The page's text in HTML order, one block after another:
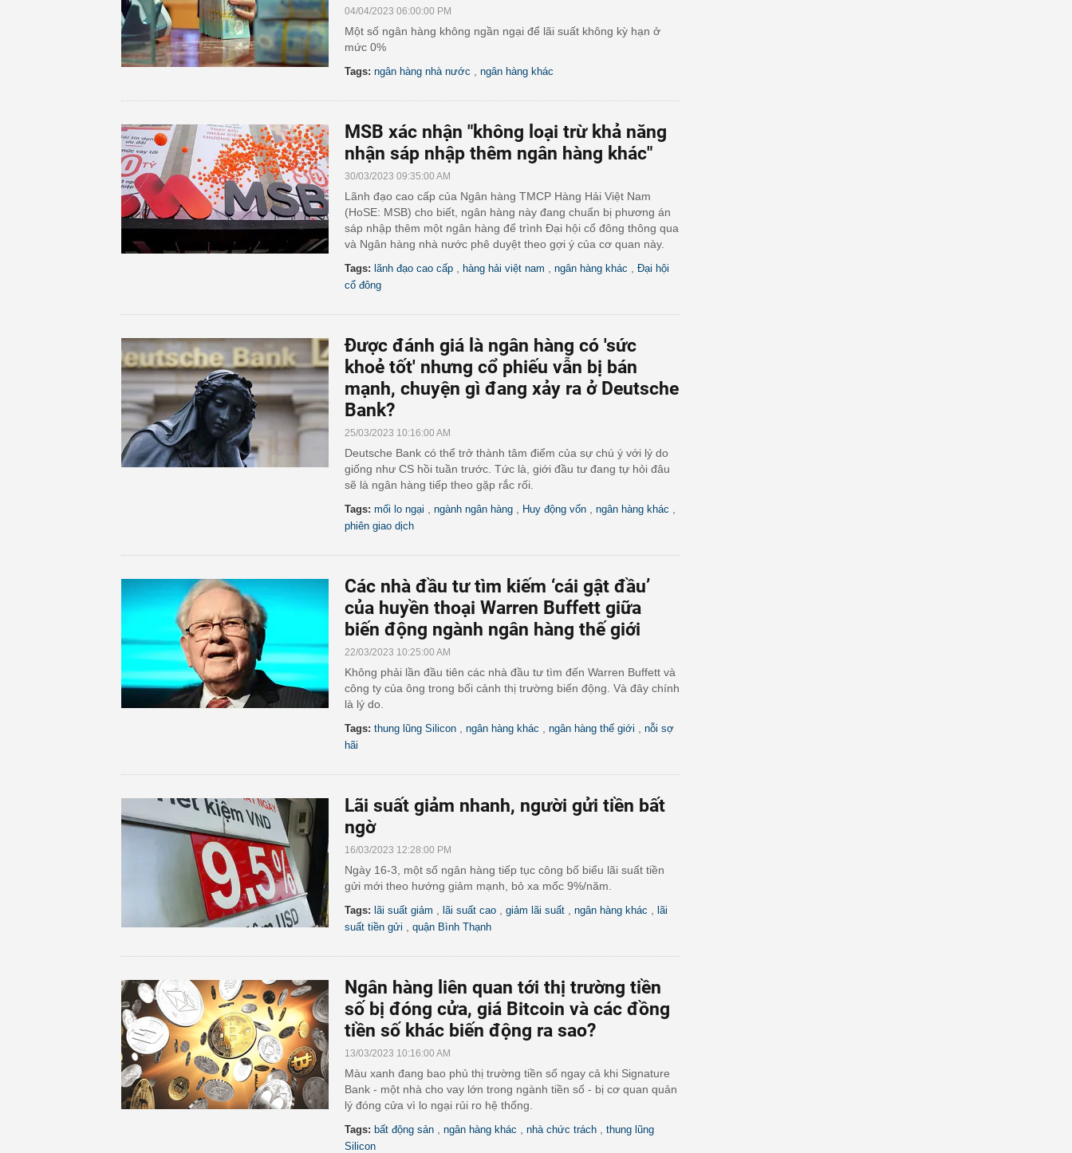
04/04/2023 06:00:00 PM
Một số ngân hàng không ngần ngại để lãi suất không kỳ hạn ở
mức 0%
Tags: ngân hàng nhà nước ngân hàng khác
MSB xác nhận "không loại trừ khả năng
nhận sáp nhập thêm ngân hàng khác"
30/03/2023 09:35:00 AM
Lãnh đạo cao cấp của Ngân hàng TMCP Hàng Hải Việt Nam
(HoSE: MSB) cho biết, ngân hàng này đang chuẩn bị phương án
sáp nhập thêm một ngân hàng để trình Đại hội cổ đông thông qua
và Ngân hàng nhà nước phê duyệt theo gợi ý của cơ quan này.
Tags: lãnh đạo cao cấp hàng hải việt nam ngân hàng khác
Đại hội
cổ đông
Được đánh giá là ngân hàng có 'sức
khoẻ tốt' nhưng cổ phiếu vẫn bị bán
mạnh, chuyện gì đang xảy ra ở Deutsche
Bank?
25/03/2023 10:16:00 AM
Deutsche Bank có thể trở thành tâm điểm của sự chú ý với lý do
giống như CS hồi tuần trước. Tức là, giới đầu tư đang tự hỏi đâu
sẽ là ngân hàng tiếp theo gặp rắc rối.
Tags: mối lo ngại ngành ngân hàng Huy động vốn ngân hàng khác
phiên giao dịch
Các nhà đầu tư tìm kiếm ‘cái gật đầu’
của huyền thoại Warren Buffett giữa
biến động ngành ngân hàng thế giới
22/03/2023 10:25:00 AM
Không phải lần đầu tiên các nhà đầu tư tìm đến Warren Buffett và
công ty của ông trong bối cảnh thị trường biến động. Và đây chính
là lý do.
Tags: thung lũng Silicon ngân hàng khác ngân hàng thế giới
nỗi sợ
hãi
Lãi suất giảm nhanh, người gửi tiền bất
ngờ
16/03/2023 12:28:00 PM
Ngày 16-3, một số ngân hàng tiếp tục công bố biểu lãi suất tiền
gửi mới theo hướng giảm mạnh, bỏ xa mốc 9%/năm.
Tags: lãi suất giảm lãi suất cao giảm lãi suất ngân hàng khác
lãi
suất tiền gửi
quận Bình Thạnh
Ngân hàng liên quan tới thị trường tiền
số bị đóng cửa, giá Bitcoin và các đồng
tiền số khác biến động ra sao?
13/03/2023 10:16:00 AM
Màu xanh đang bao phủ thị trường tiền số ngay cả khi Signature
Bank - một nhà cho vay lớn trong ngành tiền số - bị cơ quan quản
lý đóng cửa vì lo ngại rủi ro hệ thống.
Tags: bất động sản ngân hàng khác nhà chức trách
thung lũng
Silicon